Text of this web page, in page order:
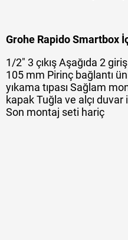
Grohe Rapido Smartbox
1/2" 3 çıkış Aşağıda 2
105 mm Pirinç bağlantı
yıkama tıpası Sağlam
kapak Tuğla ve alçı
Son montaj seti hariç